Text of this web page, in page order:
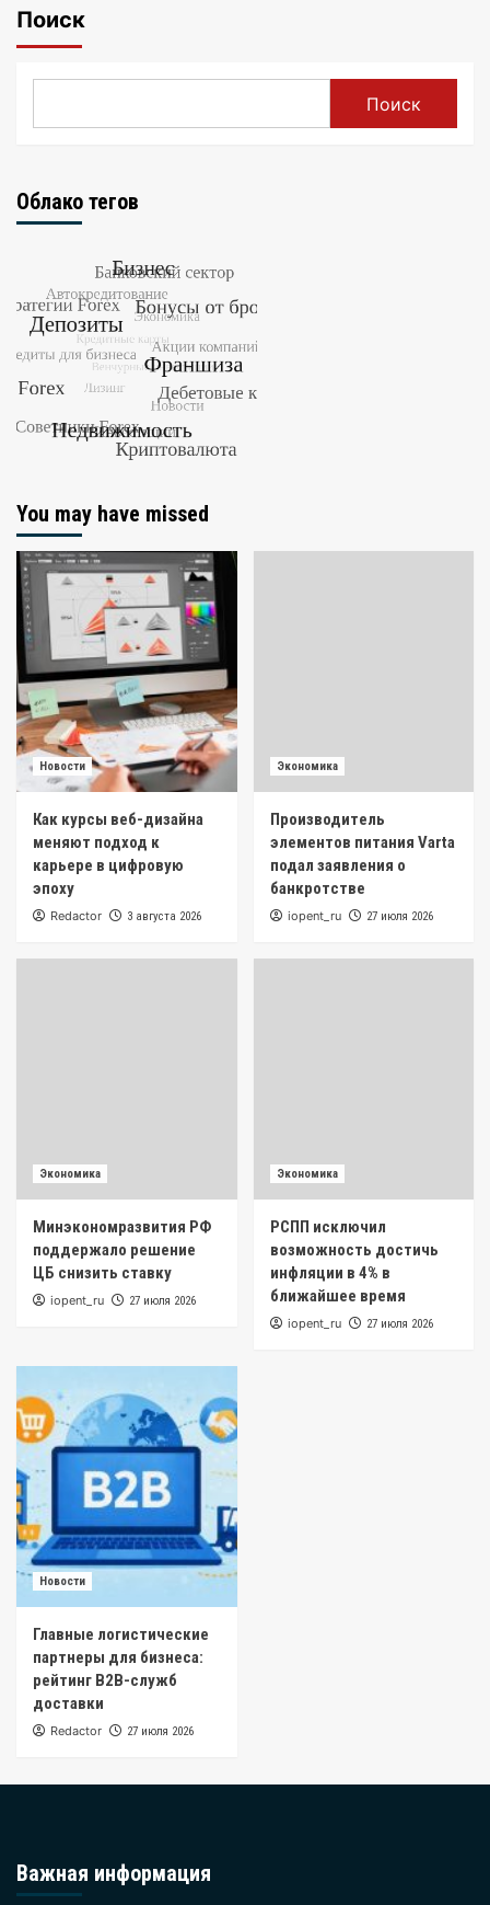
Поиск
Поиск
Облако тегов
You may have missed
Новости
Как курсы веб-дизайна
меняют подход к
карьере в цифровую
эпоху
Redactor 3 августа 2026
Экономика
Производитель
элементов питания Varta
подал заявления о
банкротстве
iopent_ru 27 июля 2026
Экономика
Минэкономразвития РФ
поддержало решение
ЦБ снизить ставку
iopent_ru 27 июля 2026
Экономика
РСПП исключил
возможность достичь
инфляции в 4% в
ближайшее время
iopent_ru 27 июля 2026
Новости
Главные логистические
партнеры для бизнеса:
рейтинг B2B-служб
доставки
Redactor 27 июля 2026
Важная информация